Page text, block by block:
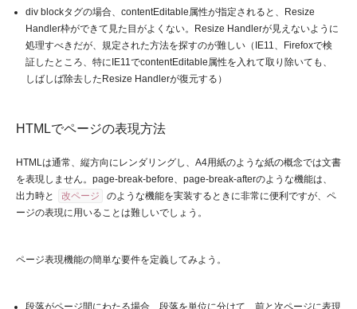
div blockタグの場合、contentEditable属性が指定されると、Resize
Handler枠ができて見た目がよくない。Resize Handlerが見えないように
処理すべきだが、規定された方法を探すのが難しい（IE11、Firefoxで検
証したところ、特にIE11でcontentEditable属性を入れて取り除いても、
しばしば除去したResize Handlerが復元する）
HTMLでページの表現方法
HTMLは通常、縦方向にレンダリングし、A4用紙のような紙の概念では文書
を表現しません。page-break-before、page-break-afterのような機能は、
出力時と
改ページ
のような機能を実装するときに非常に便利ですが、ペ
ージの表現に用いることは難しいでしょう。
ページ表現機能の簡単な要件を定義してみよう。
段落がページ間にわたる場合、段落を単位に分けて、前と次ページに表現